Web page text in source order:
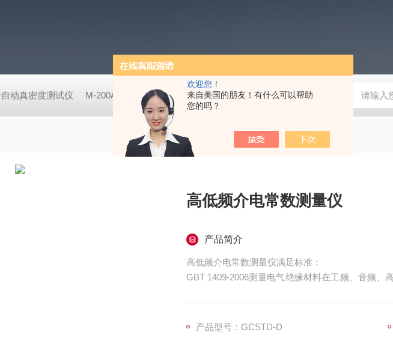
欢迎您！
来自美国的朋友！有什么可以帮助
您的吗？
动真密度测试仪 M-200A微动摩擦磨损实验机 GCDDJ-50Kv电压击穿试验仪-微机控制
高低频介电常数测量仪
产品简介
高低频介电常数测量仪满足标准：
GBT 1409-2006测量电气绝缘材料在工频、音频、
ASTM D150/IEC 60250固体电绝缘材料的（恒久
产品型号：GCSTD-D